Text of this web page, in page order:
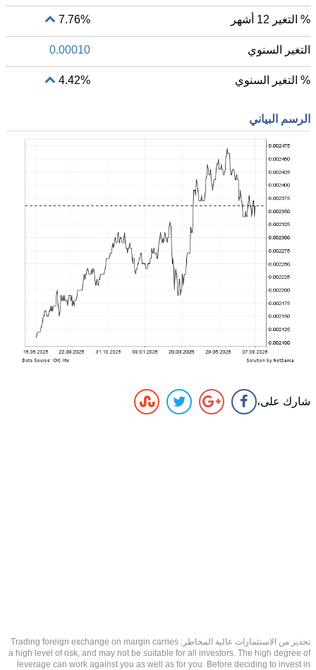
% التغير 12 أشهر 7.76%
التغير السنوي 0.00010
% التغير السنوي 4.42%
الرسم البياني
شارك على،
تحذير من الاستثمارات عالية المخاطر: Trading foreign exchange on margin carries
a high level of risk, and may not be suitable for all investors. The high degree of
leverage can work against you as well as for you. Before deciding to invest in